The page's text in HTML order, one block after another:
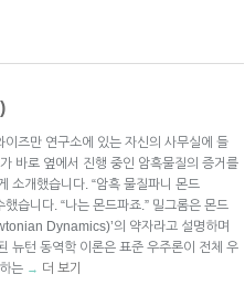
이즈만 연구소에 있는 자신의 사무실에 들
바로 옆에서 진행 중인 암흑물질의 증거를
소개했습니다. “암흑 물질파니 몬드
습니다. “나는 몬드파죠.” 밀그롬은 몬드
Dynamics)’의 약자라고 설명하며
뉴턴 동역학 이론은 표준 우주론이 전체 우
는 → 더 보기